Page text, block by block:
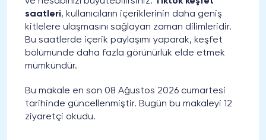
saatleri, kullanıcıların içeriklerinin daha geniş
kitlelere ulaşmasını sağlayan zaman dilimleridir.
Bu saatlerde içerik paylaşımı yaparak, keşfet
bölümünde daha fazla görünürlük elde etmek
mümkündür.
Bu makale en son 08 Ağustos 2026 cumartesi
tarihinde güncellenmiştir. Bugün bu makaleyi 12
ziyaretçi okudu.